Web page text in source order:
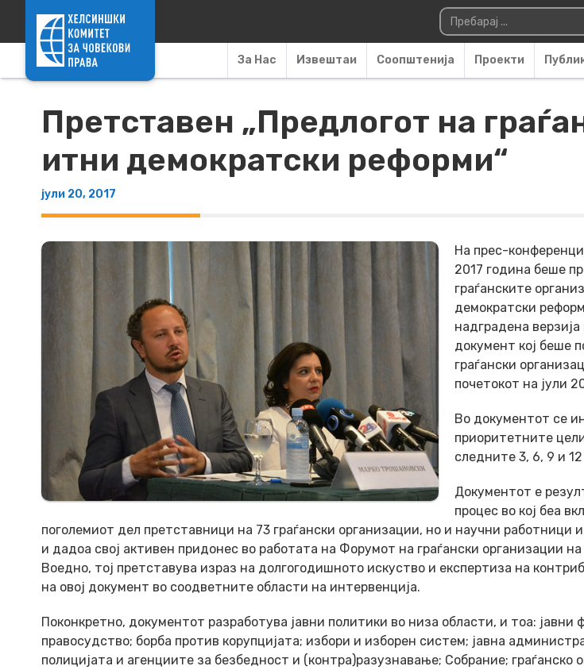
Пребарувај за:
За Нас Извештаи Соопштенија Проекти
Претставен „Предлогот на
итни демократски реформи“
јули 20, 2017
На прес-
2017 година беше
граѓанските
демократски
надградена
документ кој беше
граѓански
почетокот на јули
Во документот се
приоритетните
следните 3, 6, 9 и
Документот е
процес во кој беа
поголемиот дел претставници на 73 граѓански организации, но и научни работници
и дадоа свој активен придонес во работата на Форумот на граѓански организации на
Воедно, тој претставува израз на долгогодишното искуство и експертиза на
на овој документ во соодветните области на интервенција.
Поконкретно, документот разработува јавни политики во низа области, и тоа: јавни
правосудство; борба против корупцијата; избори и изборен систем; јавна
полицијата и агенциите за безбедност и (контра)разузнавање; Собрание; граѓанско